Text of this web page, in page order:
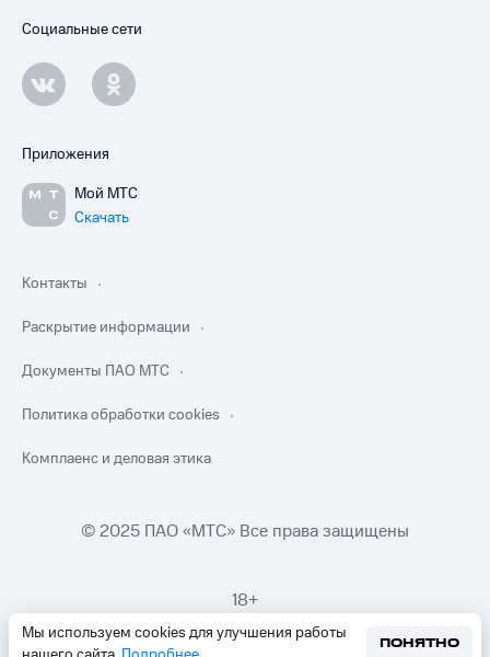
Мы используем cookies для улучшения работы
ПОНЯТНО
Социальные сети
Приложения
Мой МТС
Скачать
Контакты
Раскрытие информации
Документы ПАО МТС
Политика обработки cookies
Комплаенс и деловая этика
© 2025 ПАО «МТС» Все права защищены
18+